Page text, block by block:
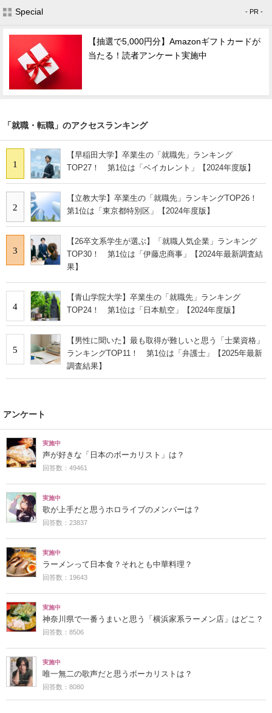
Special - PR -
【抽選で5,000円分】Amazonギフトカードが
当たる！読者アンケート実施中
「就職・転職」のアクセスランキング
1
【早稲田大学】卒業生の「就職先」ランキング
TOP27！ 第1位は「ベイカレント」【2024年度版】
2
【立教大学】卒業生の「就職先」ランキングTOP26！
第1位は「東京都特別区」【2024年度版】
3
【26卒文系学生が選ぶ】「就職人気企業」ランキング
TOP30！ 第1位は「伊藤忠商事」【2024年最新調査結
果】
4
【青山学院大学】卒業生の「就職先」ランキング
TOP24！ 第1位は「日本航空」【2024年度版】
5
【男性に聞いた】最も取得が難しいと思う「士業資格」
ランキングTOP11！ 第1位は「弁護士」【2025年最新
調査結果】
アンケート
実施中
声が好きな「日本のボーカリスト」は？
回答数：49461
実施中
歌が上手だと思うホロライブのメンバーは？
回答数：23837
実施中
ラーメンって日本食？それとも中華料理？
回答数：19643
実施中
神奈川県で一番うまいと思う「横浜家系ラーメン店」はどこ？
回答数：8506
実施中
唯一無二の歌声だと思うボーカリストは？
回答数：8080